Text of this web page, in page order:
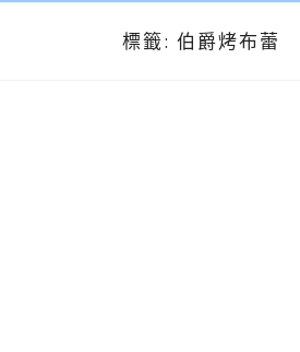
標籤: 伯爵烤布蕾